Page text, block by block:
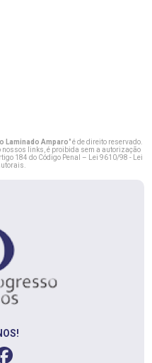
Laminado Amparo" é de direito reservado.
nossos links, é proibida sem a autorização
184 do Código Penal –
Lei 9610/98 - Lei